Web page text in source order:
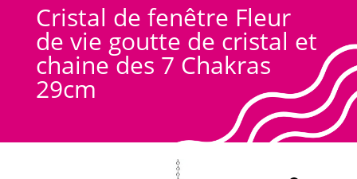
Cristal de fenêtre Fleur
de vie goutte de cristal et
chaine des 7 Chakras
29cm